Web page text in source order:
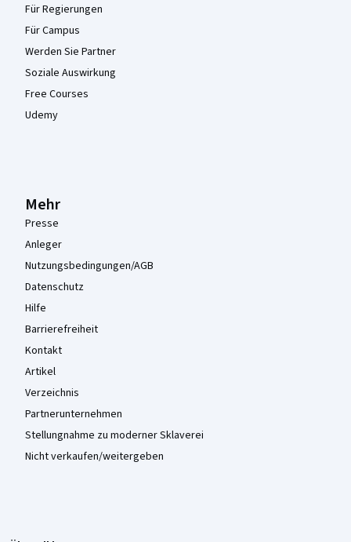
Für Regierungen
Für Campus
Werden Sie Partner
Soziale Auswirkung
Free Courses
Udemy
Mehr
Presse
Anleger
Nutzungsbedingungen/AGB
Datenschutz
Hilfe
Barrierefreiheit
Kontakt
Artikel
Verzeichnis
Partnerunternehmen
Stellungnahme zu moderner Sklaverei
Nicht verkaufen/weitergeben